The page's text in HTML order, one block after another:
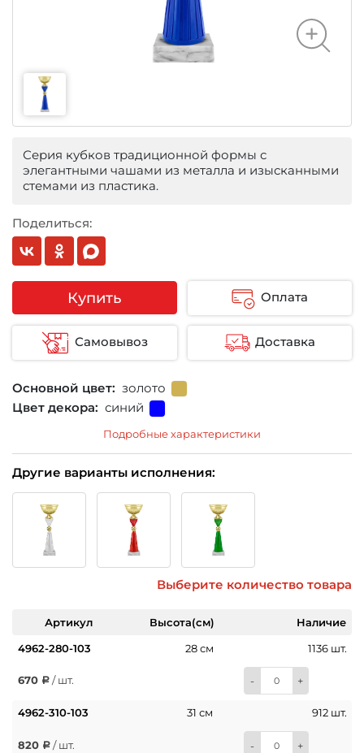
Серия кубков традиционной формы с
элегантными чашами из металла и изысканными
стемами из пластика.
Поделиться:
Купить Оплата
Самовывоз Доставка
Основной цвет: золото
Цвет декора: синий
Подробные характеристики
Другие варианты исполнения:
Выберите количество товара
Артикул Высота(см)
Наличие
4962-280-103
28 см 1136 шт.
670 / шт. - +
4962-310-103 31 см 912 шт.
820 / шт. - +